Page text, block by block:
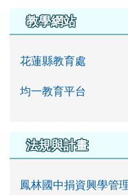
教學網站
花蓮縣教育處
均一教育平台
法規與計畫
鳳林國中捐資興學管